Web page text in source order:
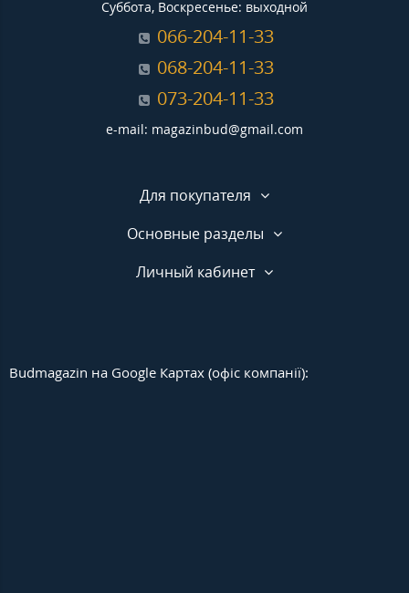
Суббота, Воскресенье: выходной
066-204-11-33
068-204-11-33
073-204-11-33
e-mail: magazinbud@gmail.com
Для покупателя
Основные разделы
Личный кабинет
Budmagazin на Google Картах (офіс компанії):